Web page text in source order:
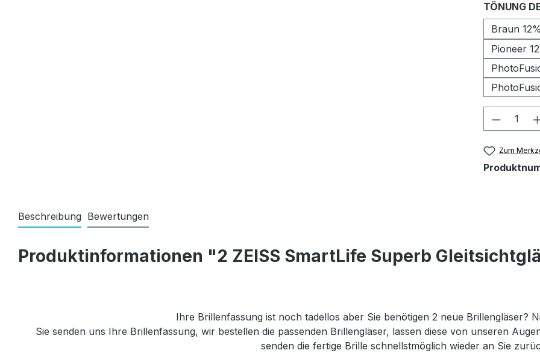
TÖNUNG
Braun 12%
Pioneer
Zum
Beschreibung Bewertungen
Produktinformationen "2 ZEISS SmartLife Superb
Ihre Brillenfassung ist noch tadellos aber Sie benötigen 2 neue Brillengläser?
Sie senden uns Ihre Brillenfassung, wir bestellen die passenden Brillengläser, lassen diese von unseren
senden die fertige Brille schnellstmöglich wieder an Sie